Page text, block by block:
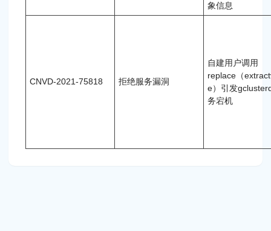
象信息
CNVD-2021-75818 拒绝服务漏洞
自建用户调用
replace（
e）引发
务宕机